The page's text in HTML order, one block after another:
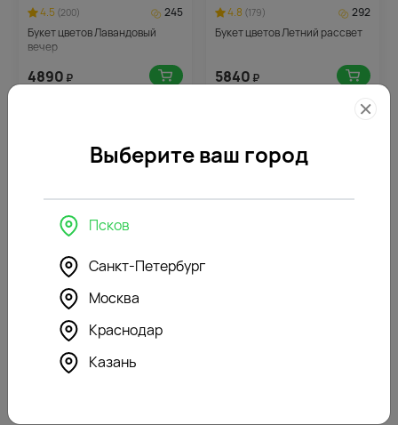
4.5 (200)
245
Букет цветов Лавандовый
вечер
4890 ₽
4.8 (179)
292
Букет цветов Летний рассвет
5840 ₽
(186)
Букет цветов Золотые
мгновения
5350₽
Выберите ваш город
Псков
Санкт-Петербург
Москва
Краснодар
Казань